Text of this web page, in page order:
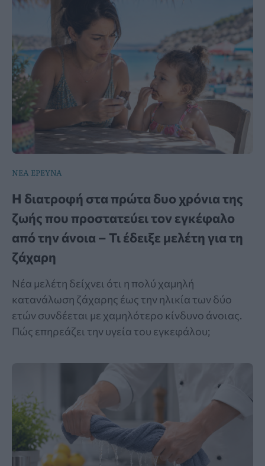
ΝΕΑ ΕΡΕΥΝΑ
Η διατροφή στα πρώτα δυο χρόνια της
ζωής που προστατεύει τον εγκέφαλο
από την άνοια – Τι έδειξε μελέτη για τη
ζάχαρη
Νέα μελέτη δείχνει ότι η πολύ χαμηλή
κατανάλωση ζάχαρης έως την ηλικία των δύο
ετών συνδέεται με χαμηλότερο κίνδυνο άνοιας.
Πώς επηρεάζει την υγεία του εγκεφάλου;